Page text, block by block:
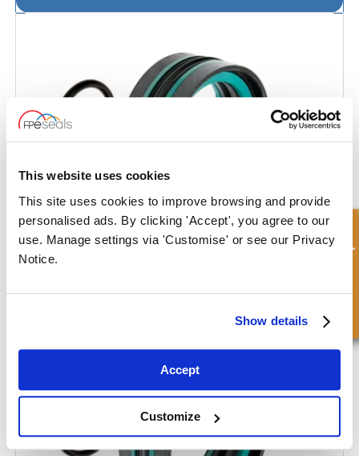
This website uses cookies
This site uses cookies to improve browsing and provide
personalised ads. By clicking 'Accept', you agree to our
use. Manage settings via 'Customise' or see our Privacy
Notice.
Show details
Accept
Customize
Demande rapide